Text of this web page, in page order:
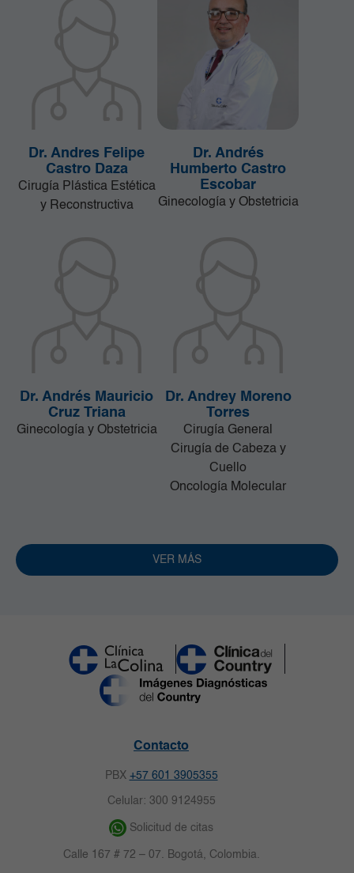
Dr. Andres Felipe
Castro Daza
Cirugía Plástica Estética
y Reconstructiva
Dr. Andrés
Humberto Castro
Escobar
Ginecología y Obstetricia
Dr. Andrés Mauricio
Cruz Triana
Ginecología y Obstetricia
Dr. Andrey Moreno
Torres
Cirugía General
Cirugía de Cabeza y
Cuello
Oncología Molecular
VER MÁS
Contacto
PBX +57 601 3905355
Celular: 300 9124955
Solicitud de citas
Calle 167 # 72 – 07. Bogotá, Colombia.